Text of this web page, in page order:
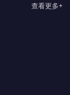
查看更多+